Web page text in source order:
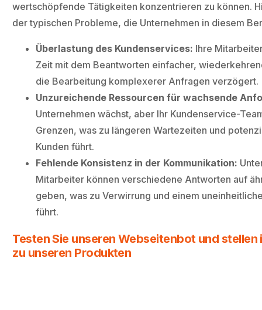
wertschöpfende Tätigkeiten konzentrieren zu können.
der typischen Probleme, die Unternehmen in diesem
Überlastung des Kundenservices: Ihre
Zeit mit dem Beantworten einfacher,
die Bearbeitung komplexerer Anfragen verzögert.
Unzureichende Ressourcen für wachsende
Unternehmen wächst, aber Ihr Kundenservice-
Grenzen, was zu längeren Wartezeiten und
Kunden führt.
Fehlende Konsistenz in der Kommunikation:
Mitarbeiter können verschiedene Antworten auf
geben, was zu Verwirrung und einem
führt.
Testen Sie unseren Webseitenbot und stellen
zu unseren Produkten